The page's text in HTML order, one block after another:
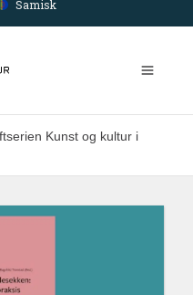
Samisk
Kunst og kultur i